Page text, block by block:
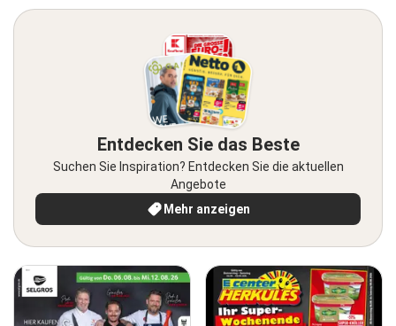
Entdecken Sie das Beste
Suchen Sie Inspiration? Entdecken Sie die aktuellen
Angebote
Mehr anzeigen